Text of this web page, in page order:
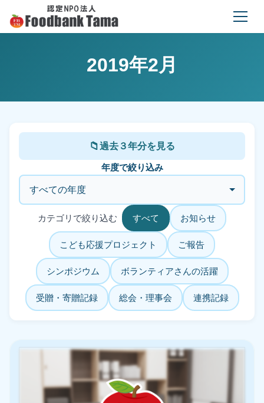
2019年2月
過去３年分を見る
年度で絞り込み
カテゴリで絞り込む すべて お知らせ
こども応援プロジェクト ご報告
シンポジウム ボランティアさんの活躍
受贈・寄贈記録 総会・理事会 連携記録